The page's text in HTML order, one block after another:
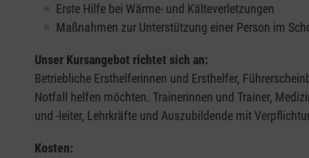
Erste Hilfe bei Wärme- und Kälteverletzungen
Maßnahmen zur Unterstützung einer Person im
Unser Kursangebot richtet sich an:
Betriebliche Ersthelferinnen und Ersthelfer,
Notfall helfen möchten. Trainerinnen und Trainer,
und -leiter, Lehrkräfte und Auszubildende mit
Kosten: